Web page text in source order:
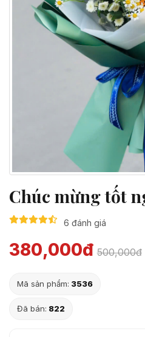
Chúc mừng tốt
6 đánh giá
380,000đ 500,000đ
Mã sản phẩm: 3536
Đã bán: 822